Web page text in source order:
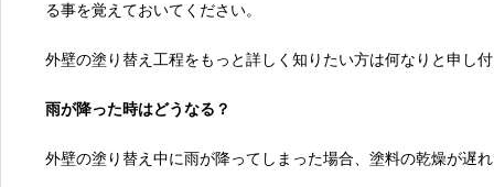
る事を覚えておいてください。
外壁の塗り替え工程をもっと詳しく知りたい方は何なりと申し
雨が降った時はどうなる？
外壁の塗り替え中に雨が降ってしまった場合、塗料の乾燥が遅